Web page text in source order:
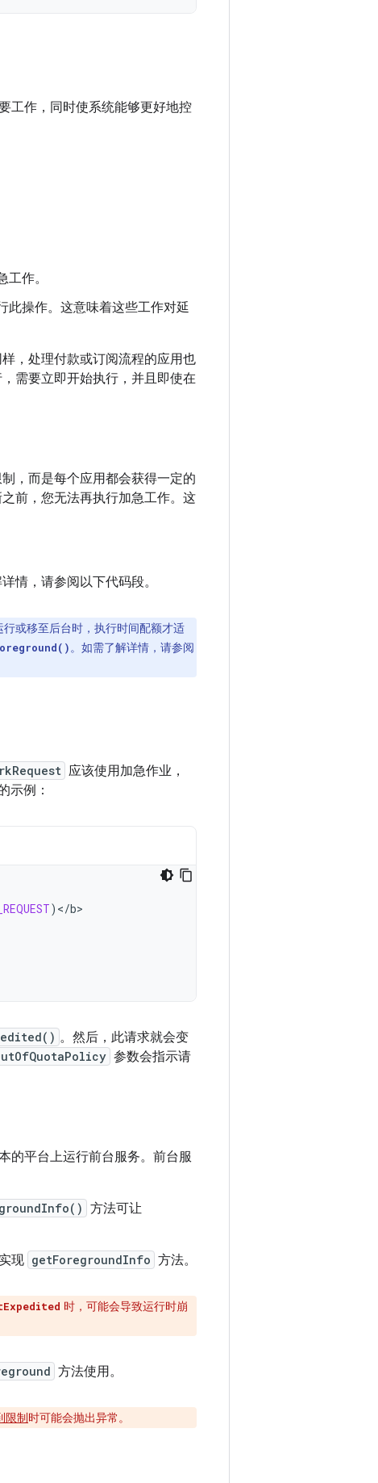
工作，同时使系统能够更好地控
作。
此操作。这意味着这些工作对延
，处理付款或订阅流程的应用也
需要立即开始执行，并且即使在
，而是每个应用都会获得一定的
前，您无法再执行加急工作。这
情，请参阅以下代码段。
或移至后台时，执行时间配额才适
。如需了解详情，请参阅
应该使用加急作业，
示例：
) </b
。然后，此请求就会变
参数会指示请
的平台上运行前台服务。前台服
方法可让
现 getForegroundInfo 方法。
时，可能会导致运行时崩
方法使用。
限制时可能会抛出异常。